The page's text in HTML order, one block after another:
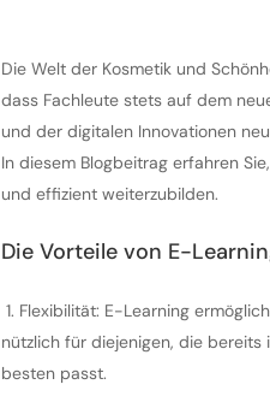
Die Welt der Kosmetik und
dass Fachleute stets auf dem
und der digitalen Innovationen
In diesem Blogbeitrag erfahren
und effizient weiterzubilden.
Die Vorteile von E-
1. Flexibilität: E-Learning
nützlich für diejenigen, die bereits
besten passt.